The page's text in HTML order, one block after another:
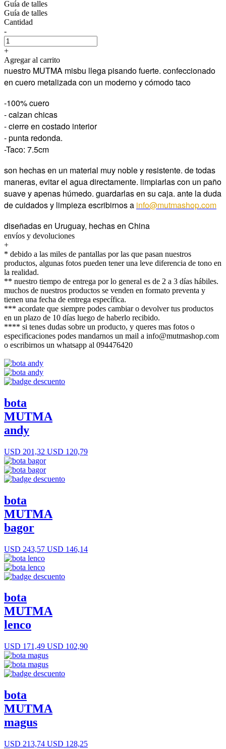
Guía de talles
Guía de talles
Cantidad
-
+
Agregar al carrito
nuestro MUTMA misbu llega pisando fuerte. confeccionado
en cuero metalizada con un moderno y cómodo taco
-100% cuero
- calzan chicas
- cierre en costado interior
- punta redonda.
-Taco: 7.5cm
son hechas en un material muy noble y resistente. de todas
maneras, evitar el agua directamente. limpiarlas con un paño
suave y apenas húmedo. guardarlas en su caja. ante la duda
de cuidados y limpieza escribirnos a info@mutmashop.com
diseñadas en Uruguay, hechas en China
envíos y devoluciones
+
* debido a las miles de pantallas por las que pasan nuestros
productos, algunas fotos pueden tener una leve diferencia de tono en
la realidad.
** nuestro tiempo de entrega por lo general es de 2 a 3 días hábiles.
muchos de nuestros productos se venden en formato preventa y
tienen una fecha de entrega específica.
*** acordate que siempre podes cambiar o devolver tus productos
en un plazo de 10 días luego de haberlo recibido.
**** si tenes dudas sobre un producto, y queres mas fotos o
especificaciones podes mandarnos un mail a info@mutmashop.com
o escribirnos un whatsapp al 094476420
bota
MUTMA
andy
USD 201,32 USD 120,79
bota
MUTMA
bagor
USD 243,57 USD 146,14
bota
MUTMA
lenco
USD 171,49 USD 102,90
bota
MUTMA
magus
USD 213,74 USD 128,25